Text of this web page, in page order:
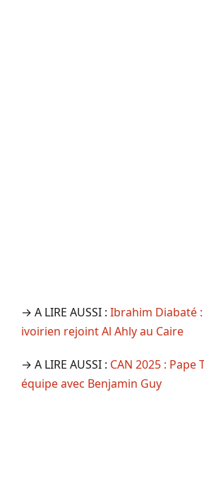
→ A LIRE AUSSI : Ibrahim Diabaté
ivoirien rejoint Al Ahly au Caire
→ A LIRE AUSSI : CAN 2025 :
équipe avec Benjamin Guy